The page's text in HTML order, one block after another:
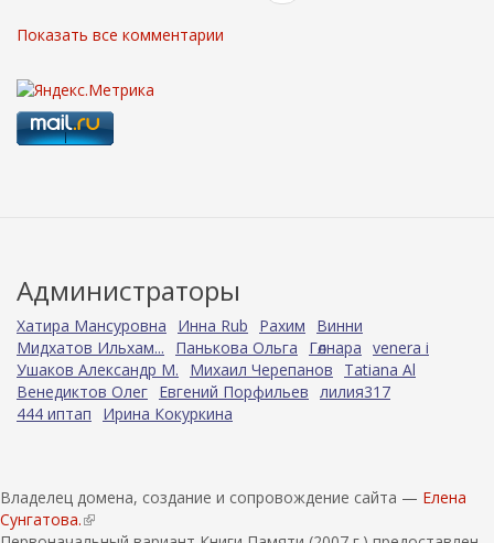
Показать все комментарии
Администраторы
Хатира Мансуровна Инна Rub Рахим
Винни
Мидхатов Ильхам...
Панькова Ольга Гөлнара venera i
Ушаков Александр М.
Михаил Черепанов
Tatiana Al
Венедиктов Олег Евгений Порфильев лилия317
444 иптап
Ирина Кокуркина
Владелец домена, создание и сопровождение сайта — Елена
Сунгатова.(